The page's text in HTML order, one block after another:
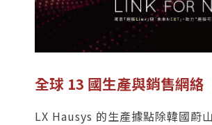
全球 13 國生產與銷售網絡
LX Hausys 的生產據點除韓國蔚